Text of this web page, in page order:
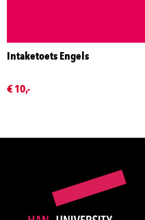
Intaketoets Engels
€ 10,-